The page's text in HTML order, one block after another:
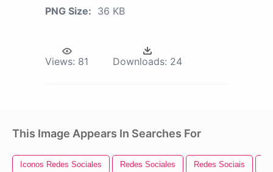
PNG Size: 36 KB
Views: 81 Downloads: 24
This Image Appears In Searches For
Iconos Redes Sociales Redes Sociales Redes Sociais